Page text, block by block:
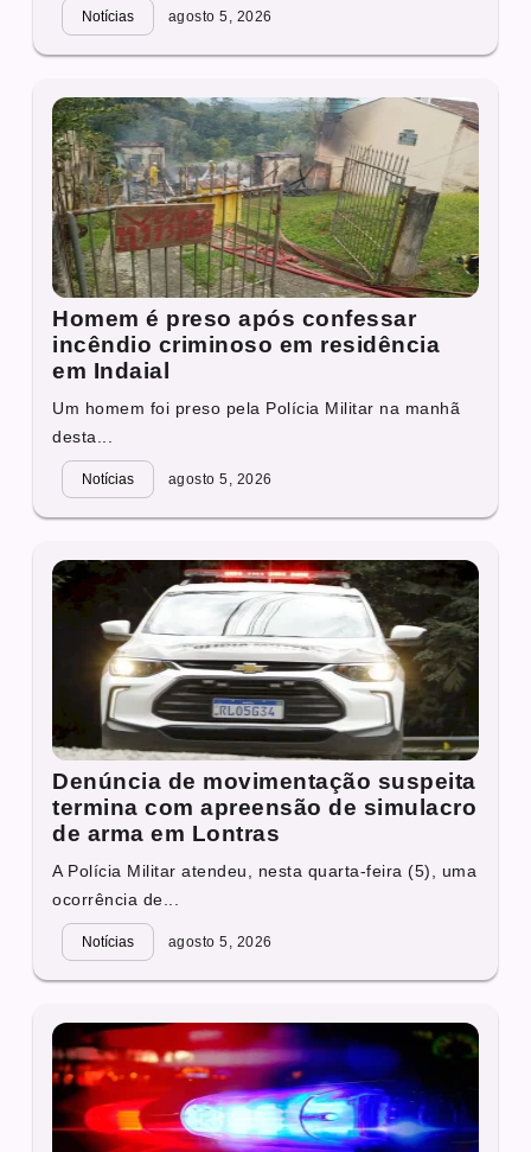
Notícias agosto 5, 2026
Homem é preso após confessar
incêndio criminoso em residência
em Indaial
Um homem foi preso pela Polícia Militar na manhã
desta...
Notícias agosto 5, 2026
Denúncia de movimentação suspeita
termina com apreensão de simulacro
de arma em Lontras
A Polícia Militar atendeu, nesta quarta-feira (5), uma
ocorrência de...
Notícias agosto 5, 2026